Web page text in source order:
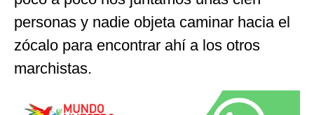
personas y nadie objeta caminar hacia el
zócalo para encontrar ahí a los otros
marchistas.